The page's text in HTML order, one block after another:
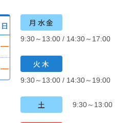
日
ー
ー
月水金
9:30～13:00 / 14:30～17:00
火木
9:30～13:00 / 14:30～19:00
土 9:30～13:00